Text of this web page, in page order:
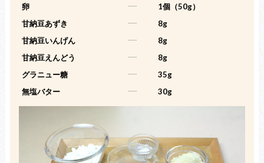
卵
-----
1個（50g）
甘納豆あずき
-----
8g
甘納豆いんげん
-----
8g
甘納豆えんどう
-----
8g
グラニュー糖
-----
35g
無塩バター
----- 30g